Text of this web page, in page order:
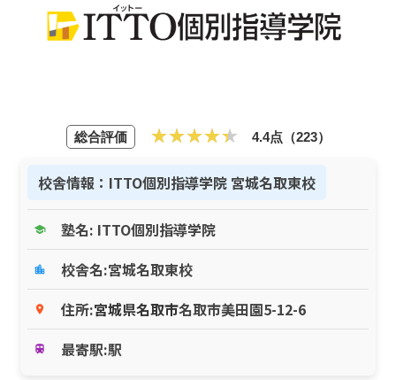
総合評価 4.4点（223）
校舎情報：ITTO個別指導学院 宮城名取東校
school 塾名: ITTO個別指導学院
location_city 校舎名:宮城名取東校
place 住所:宮城県名取市名取市美田園5-12-6
train 最寄駅:駅